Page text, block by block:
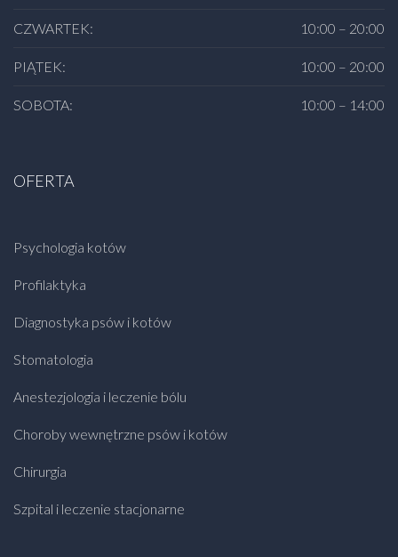
CZWARTEK: 10:00 – 20:00
PIĄTEK: 10:00 – 20:00
SOBOTA: 10:00 – 14:00
OFERTA
Psychologia kotów
Profilaktyka
Diagnostyka psów i kotów
Stomatologia
Anestezjologia i leczenie bólu
Choroby wewnętrzne psów i kotów
Chirurgia
Szpital i leczenie stacjonarne